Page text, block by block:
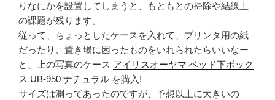
りなにかを設置してしまうと、もともとの掃除や結線上
の課題が残ります。
従って、ちょっとしたケースを入れて、プリンタ用の紙
だったり、置き場に困ったものをいれられたらいいなー
と、上の写真のケース アイリスオーヤマ ベッド下ボック
ス UB-950 ナチュラル を購入!
サイズは測ってあったのですが、予想以上に大きいの